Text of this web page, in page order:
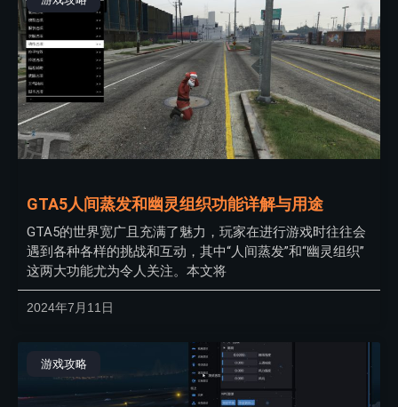
GTA5人间蒸发和幽灵组织功能详解与用途
GTA5的世界宽广且充满了魅力，玩家在进行游戏时往往会
遇到各种各样的挑战和互动，其中“人间蒸发”和“幽灵组织”
这两大功能尤为令人关注。本文将
2024年7月11日
游戏攻略